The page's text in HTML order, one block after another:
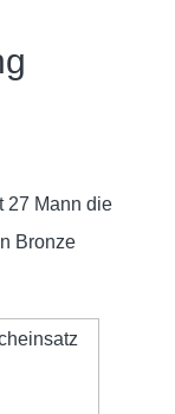
27 Mann die
Bronze